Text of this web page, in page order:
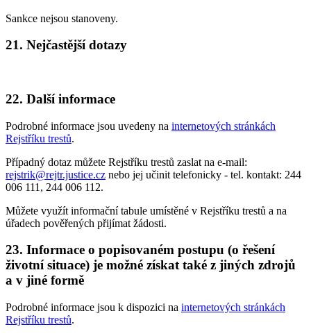
Sankce nejsou stanoveny.
21. Nejčastější dotazy
22. Další informace
Podrobné informace jsou uvedeny na internetových stránkách
Rejstříku trestů.
Případný dotaz můžete Rejstříku trestů zaslat na e-mail:
rejstrik@rejtr.justice.cz nebo jej učinit telefonicky - tel. kontakt: 244
006 111, 244 006 112.
Můžete využít informační tabule umístěné v Rejstříku trestů a na
úřadech pověřených přijímat žádosti.
23. Informace o popisovaném postupu (o řešení
životní situace) je možné získat také z jiných zdrojů
a v jiné formě
Podrobné informace jsou k dispozici na internetových stránkách
Rejstříku trestů.